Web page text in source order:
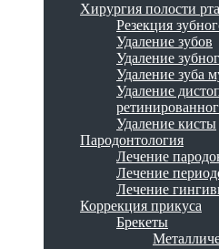
Хирургия полости рта
Резекция
Удаление зубов
Удаление
Удаление зуба
Удаление
Удаление кисты
Пародонтология
Лечение
Лечение
Лечение
Коррекция прикуса
Брекеты